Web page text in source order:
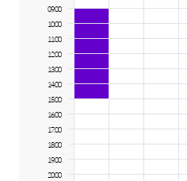
09:00
10:00
11:00
12:00
13:00
14:00
15:00
16:00
17:00
18:00
19:00
20:00